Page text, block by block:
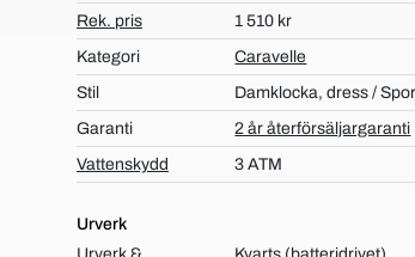
Rek. pris
1 510 kr
Kategori
Caravelle
Stil
Damklocka, dress /
Garanti
2 år återförsäljargaranti
Vattenskydd
3 ATM
Urverk